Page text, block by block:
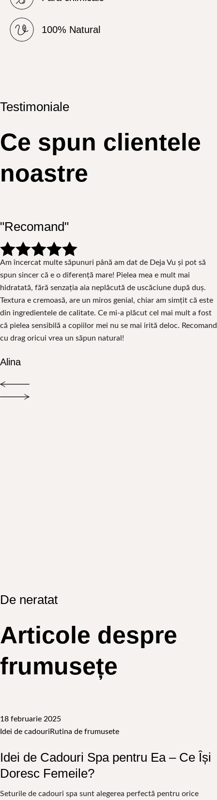
100% Natural
Testimoniale
Ce spun clientele
noastre
"Recomand"
Am încercat multe săpunuri până am dat de Deja Vu și pot să
spun sincer că e o diferență mare! Pielea mea e mult mai
hidratată, fără senzația aia neplăcută de uscăciune după duș.
Textura e cremoasă, are un miros genial, chiar am simțit că este
din ingredientele de calitate. Ce mi-a plăcut cel mai mult a fost
că pielea sensibilă a copiilor mei nu se mai irită deloc. Recomand
cu drag oricui vrea un săpun natural!
Alina
De neratat
Articole despre
frumusețe
18 februarie 2025
Idei de cadouri Rutina de frumusete
Idei de Cadouri Spa pentru Ea – Ce Își
Doresc Femeile?
Seturile de cadouri spa sunt alegerea perfectă pentru orice